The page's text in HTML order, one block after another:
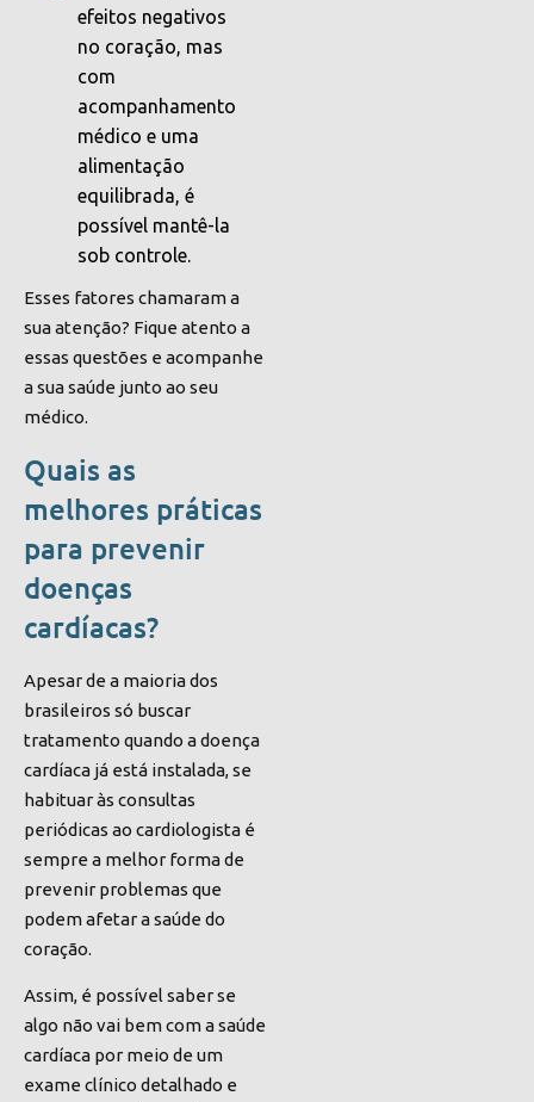
efeitos negativos
no coração, mas
com
acompanhamento
médico e uma
alimentação
equilibrada, é
possível mantê-la
sob controle.
Esses fatores chamaram a
sua atenção? Fique atento a
essas questões e acompanhe
a sua saúde junto ao seu
médico.
Quais as
melhores práticas
para prevenir
doenças
cardíacas?
Apesar de a maioria dos
brasileiros só buscar
tratamento quando a doença
cardíaca já está instalada, se
habituar às consultas
periódicas ao cardiologista é
sempre a melhor forma de
prevenir problemas que
podem afetar a saúde do
coração.
Assim, é possível saber se
algo não vai bem com a saúde
cardíaca por meio de um
exame clínico detalhado e